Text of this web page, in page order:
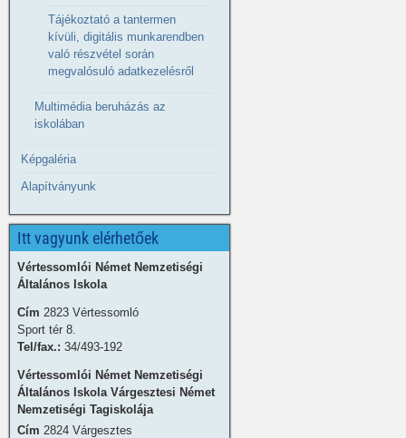
Tájékoztató a tantermen
kívüli, digitális munkarendben
való részvétel során
megvalósuló adatkezelésről
Multimédia beruházás az
iskolában
Képgaléria
Alapítványunk
Itt vagyunk elérhetőek
Vértessomlói Német Nemzetiségi
Általános Iskola
Cím 2823 Vértessomló
Sport tér 8.
Tel/fax.: 34/493-192
Vértessomlói Német Nemzetiségi
Általános Iskola Várgesztesi Német
Nemzetiségi Tagiskolája
Cím 2824 Várgesztes